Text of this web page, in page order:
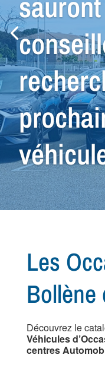
Petit
nous
faut !
Les
Bollène
Découvrez le
Véhicules
centres